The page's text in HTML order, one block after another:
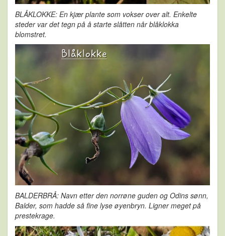
BLÅKLOKKE: En kjær plante som vokser over alt. Enkelte
steder var det tegn på å starte slåtten når blåklokka
blomstret.
BALDERBRÅ: Navn etter den norrøne guden og Odins sønn,
Balder, som hadde så fine lyse øyenbryn. Ligner meget på
prestekrage.